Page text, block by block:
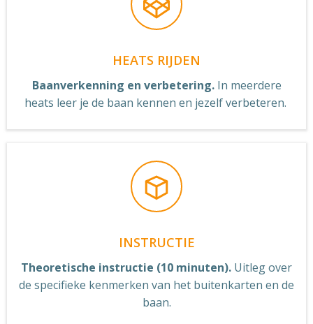
HEATS RIJDEN
Baanverkenning en verbetering.In meerdere
heats leer je de baan kennen en jezelf verbeteren.
INSTRUCTIE
Theoretische instructie (10 minuten). Uitleg over
de specifieke kenmerken van het buitenkarten en de
baan.